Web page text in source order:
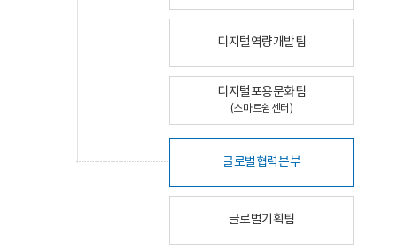
디지털역량개발팀
디지털포용문화팀
(스마트쉼센터)
글로벌협력본부
글로벌기획팀